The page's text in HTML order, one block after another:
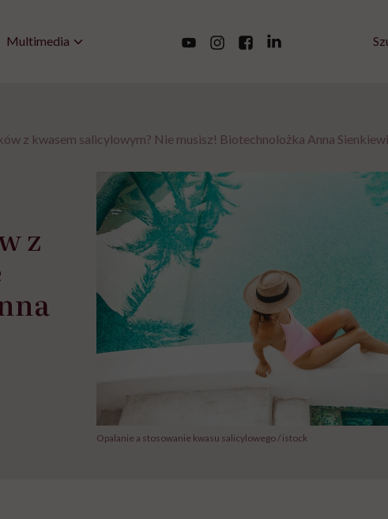
Multimedia
z kwasem salicylowym? Nie musisz! Biotechnolożka Anna
z
Opalanie a stosowanie kwasu salicylowego / istock